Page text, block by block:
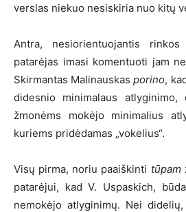
verslas niekuo nesiskiria nuo kitų
Antra, nesiorientuojantis
patarėjas imasi komentuoti jam
Skirmantas Malinauskasporino,
didesnio minimalaus
žmonėms mokėjo minimalius
kuriems pridėdamas „vokelius“.
Visų pirma, noriu paaiškinti tūpam
patarėjui, kad V. Uspaskich,
nemokėjo atlyginimų. Nei